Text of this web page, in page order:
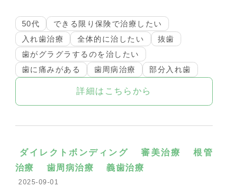
50代
できる限り保険で治療したい
入れ歯治療
全体的に治したい
抜歯
歯がグラグラするのを治したい
歯に痛みがある
歯周病治療 部分入れ歯
詳細はこちらから
ダイレクトボンディング 審美治療
根管
治療
歯周病治療 義歯治療
2025-09-01